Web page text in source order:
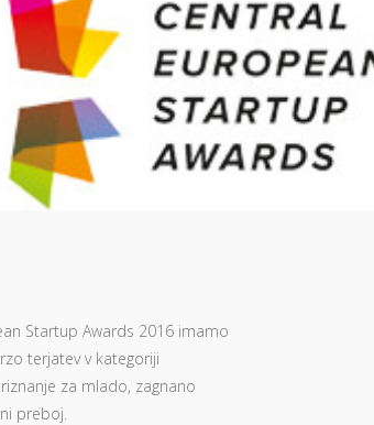
Startup Awards 2016 imamo
terjatev v kategoriji
za mlado, zagnano
preboj.